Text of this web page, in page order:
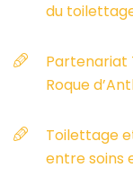
du
Partenariat
Roque
Toilettage
entre soins